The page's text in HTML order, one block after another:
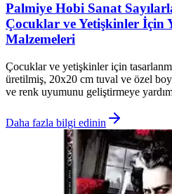
Palmiye Hobi Sanat
Çocuklar ve Yetişkinler İçin
Malzemeleri
Çocuklar ve yetişkinler için
üretilmiş, 20x20 cm tuval ve özel
ve renk uyumunu geliştirmeye
Daha fazla bilgi edinin